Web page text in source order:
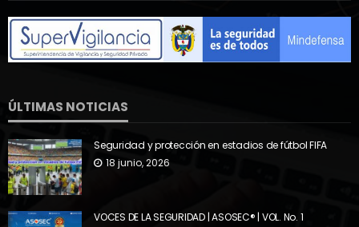
ÚLTIMAS NOTICIAS
Seguridad y protección en estadios de fútbol FIFA
18 junio, 2026
VOCES DE LA SEGURIDAD | ASOSEC® | VOL. No. 1